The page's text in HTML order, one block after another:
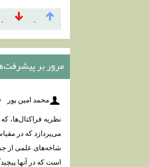
۰ ۰
مرور بر
محمد امین پور
می‌پردازد که در
شاخه‌های علمی از
است که در آنها